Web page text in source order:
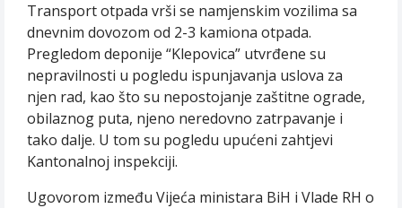
Transport otpada vrši se namjenskim vozilima sa
dnevnim dovozom od 2-3 kamiona otpada.
Pregledom deponije “Klepovica” utvrđene su
nepravilnosti u pogledu ispunjavanja uslova za
njen rad, kao što su nepostojanje zaštitne ograde,
obilaznog puta, njeno neredovno zatrpavanje i
tako dalje. U tom su pogledu upućeni zahtjevi
Kantonalnoj inspekciji.
Ugovorom između Vijeća ministara BiH i Vlade RH o